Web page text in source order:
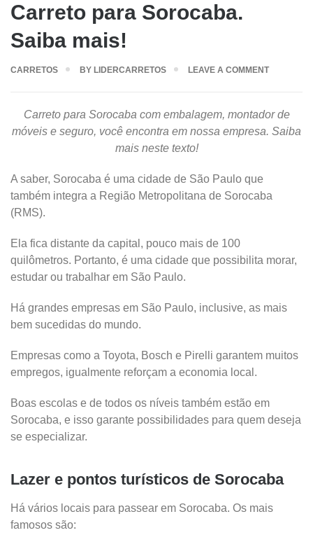
Carreto para Sorocaba.
Saiba mais!
CARRETOS BY LIDERCARRETOS LEAVE A COMMENT
Carreto para Sorocaba com embalagem, montador de
móveis e seguro, você encontra em nossa empresa. Saiba
mais neste texto!
A saber, Sorocaba é uma cidade de São Paulo que
também integra a Região Metropolitana de Sorocaba
(RMS).
Ela fica distante da capital, pouco mais de 100
quilômetros. Portanto, é uma cidade que possibilita morar,
estudar ou trabalhar em São Paulo.
Há grandes empresas em São Paulo, inclusive, as mais
bem sucedidas do mundo.
Empresas como a Toyota, Bosch e Pirelli garantem muitos
empregos, igualmente reforçam a economia local.
Boas escolas e de todos os níveis também estão em
Sorocaba, e isso garante possibilidades para quem deseja
se especializar.
Lazer e pontos turísticos de Sorocaba
Há vários locais para passear em Sorocaba. Os mais
famosos são: